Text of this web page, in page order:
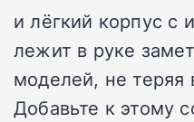
и лёгкий корпус с
лежит в руке
моделей, не теряя
Добавьте к этому